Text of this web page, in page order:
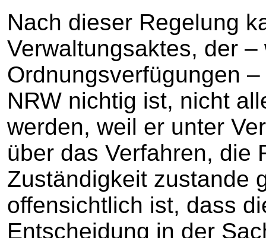
Nach dieser Regelung
Verwaltungsaktes, der
Ordnungsverfügungen
NRW nichtig ist, nicht
werden, weil er unter
über das Verfahren, die
Zuständigkeit zustande
offensichtlich ist, dass
Entscheidung in der